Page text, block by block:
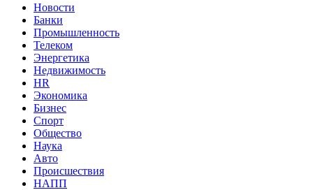
Новости
Банки
Промышленность
Телеком
Энергетика
Недвижимость
HR
Экономика
Бизнес
Спорт
Общество
Наука
Авто
Происшествия
НАПП